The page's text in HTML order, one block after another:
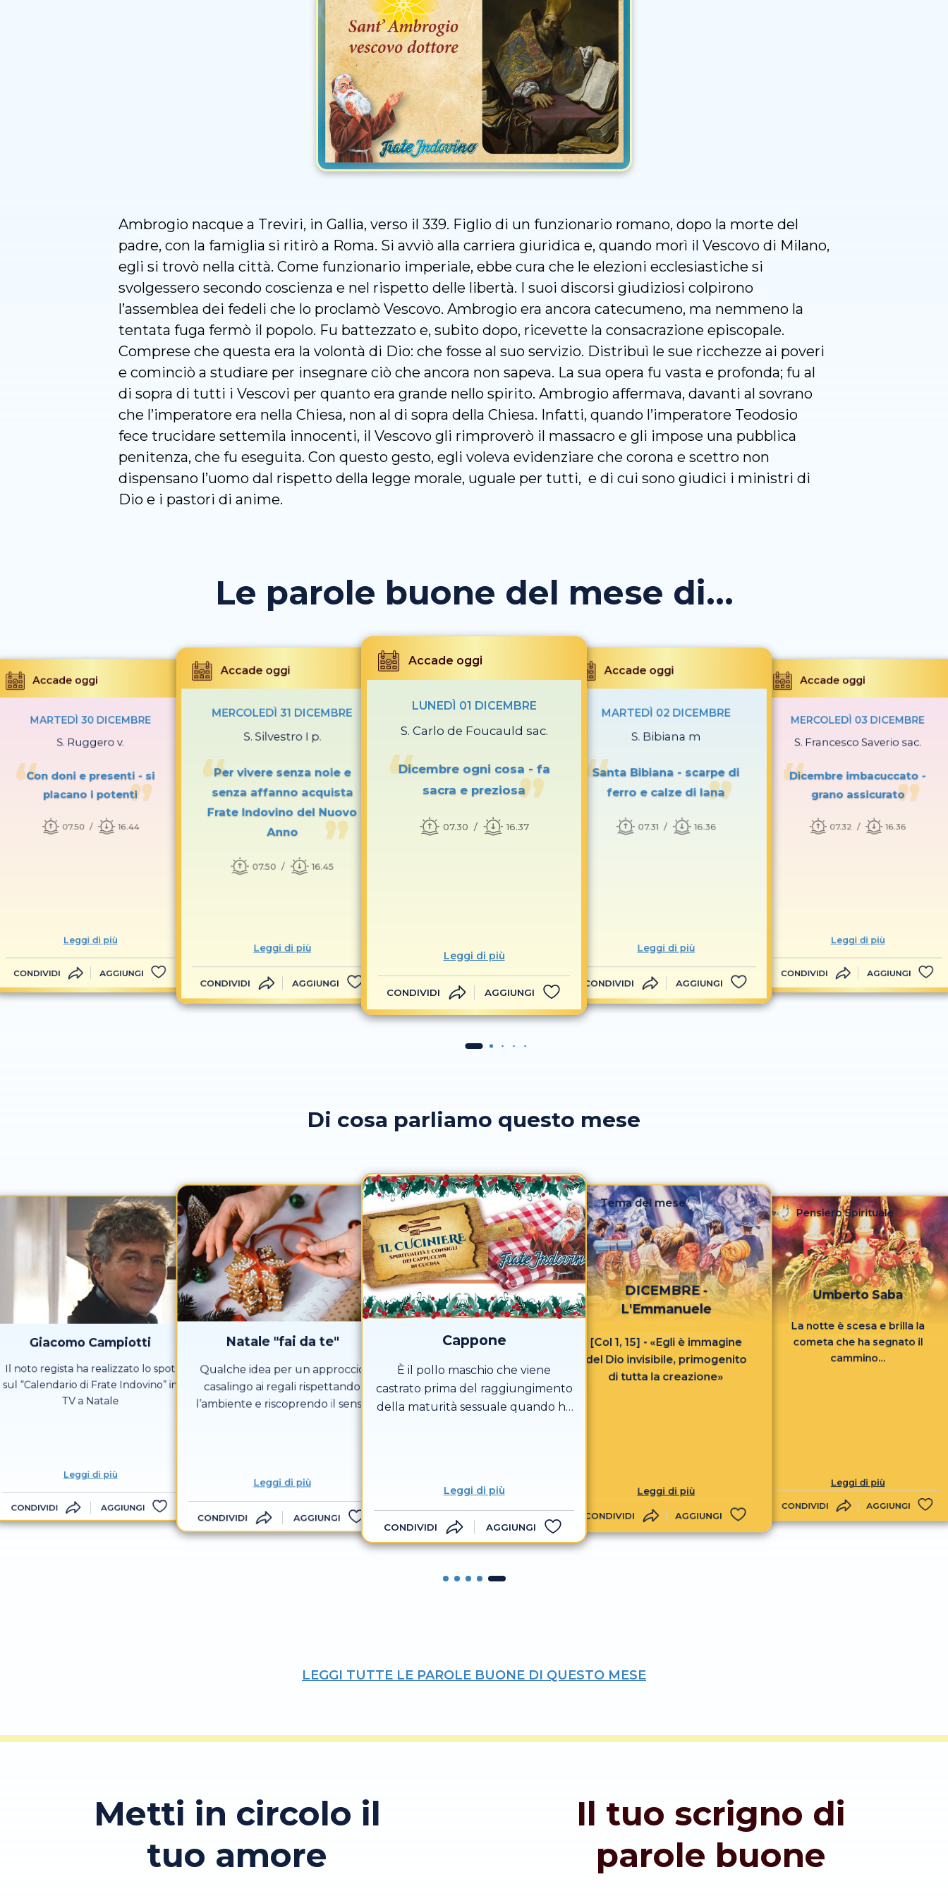
Ambrogio nacque a Treviri, in Gallia, verso il 339. Figlio di un funzionario romano, dopo la morte del
padre, con la famiglia si ritirò a Roma. Si avviò alla carriera giuridica e, quando morì il Vescovo di Milano,
egli si trovò nella città. Come funzionario imperiale, ebbe cura che le elezioni ecclesiastiche si
svolgessero secondo coscienza e nel rispetto delle libertà. I suoi discorsi giudiziosi colpirono
l’assemblea dei fedeli che lo proclamò Vescovo. Ambrogio era ancora catecumeno, ma nemmeno la
tentata fuga fermò il popolo. Fu battezzato e, subito dopo, ricevette la consacrazione episcopale.
Comprese che questa era la volontà di Dio: che fosse al suo servizio. Distribuì le sue ricchezze ai poveri
e cominciò a studiare per insegnare ciò che ancora non sapeva. La sua opera fu vasta e profonda; fu al
di sopra di tutti i Vescovi per quanto era grande nello spirito. Ambrogio affermava, davanti al sovrano
che l’imperatore era nella Chiesa, non al di sopra della Chiesa. Infatti, quando l’imperatore Teodosio
fece trucidare settemila innocenti, il Vescovo gli rimproverò il massacro e gli impose una pubblica
penitenza, che fu eseguita. Con questo gesto, egli voleva evidenziare che corona e scettro non
dispensano l’uomo dal rispetto della legge morale, uguale per tutti, e di cui sono giudici i ministri di
Dio e i pastori di anime.
Le parole buone del mese di...
Accade oggi
MARTEDÌ 30 DICEMBRE
S. Ruggero v.
Con doni e presenti - si
placano i potenti
07.50 16.44
Leggi di più
CONDIVIDI AGGIUNGI
Accade oggi
MERCOLEDÌ 31 DICEMBRE
S. Silvestro I p.
Per vivere senza noie e
senza affanno acquista
Frate Indovino del Nuovo
Anno
07.50 16.45
Leggi di più
CONDIVIDI AGGIUNGI
Accade oggi
LUNEDÌ 01 DICEMBRE
S. Carlo de Foucauld sac.
Dicembre ogni cosa - fa
sacra e preziosa
07.30 16.37
Leggi di più
CONDIVIDI AGGIUNGI
Accade oggi
MARTEDÌ 02 DICEMBRE
S. Bibiana m
Santa Bibiana - scarpe di
ferro e calze di lana
07.31 16.36
Leggi di più
CONDIVIDI AGGIUNGI
Accade oggi
MERCOLEDÌ 03 DICEMBRE
S. Francesco Saverio sac.
Dicembre imbacuccato -
grano assicurato
07.32 16.36
Leggi di più
CONDIVIDI AGGIUNGI
Di cosa parliamo questo mese
Giacomo Campiotti
Il noto regista ha realizzato lo spot
sul “Calendario di Frate Indovino” in
TV a Natale
Leggi di più
CONDIVIDI AGGIUNGI
Natale "fai da te"
Qualche idea per un approccio
casalingo ai regali rispettando
l’ambiente e riscoprendo il senso
Leggi di più
CONDIVIDI AGGIUNGI
Cappone
È il pollo maschio che viene
castrato prima del raggiungimento
della maturità sessuale quando ha
pregiati il Cappone dei Gonzaga nel
Mantovano e quello di Morozzo nel
Cuneese che è presidio Slow Food.
La castrazione produce un
Leggi di più
CONDIVIDI AGGIUNGI
Tema del mese
DICEMBRE -
L'Emmanuele
[Col 1, 15] - «Egli è immagine
del Dio invisibile, primogenito
di tutta la creazione»
Leggi di più
CONDIVIDI AGGIUNGI
Pensiero Spirituale
Umberto Saba
La notte è scesa e brilla la
cometa che ha segnato il
cammino...
Leggi di più
CONDIVIDI AGGIUNGI
LEGGI TUTTE LE PAROLE BUONE DI QUESTO MESE
Metti in circolo il
tuo amore
Il tuo scrigno di
parole buone